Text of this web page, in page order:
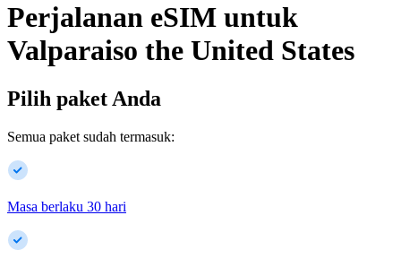
Perjalanan eSIM untuk
Valparaiso the United States
Pilih paket Anda
Semua paket sudah termasuk:
Masa berlaku 30 hari